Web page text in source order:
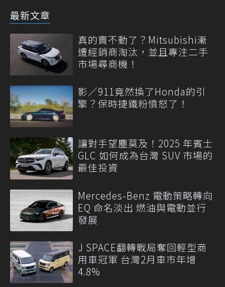
最新文章
真的賣不動了？Mitsubishi漸
遭經銷商淘汰，並且專注二手
市場尋商機！
影／911竟然換了Honda的引
擎？保時捷鐵粉憤怒了！
讓對手望塵莫及！2025 年賓士
GLC 如何成為台灣 SUV 市場的
最佳投資
Mercedes-Benz 電動策略轉向
EQ 命名淡出 燃油與電動並行
發展
J SPACE翻轉戰局奪回輕型商
用車冠軍 台灣2月車市年增
4.8%